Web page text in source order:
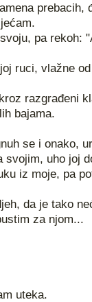
prebacih,
pa rekoh:
ruci, vlažne
razgrađeni
bajama.
se i onako,
svojim, uho joj
iz moje, pa
da je tako
za njom...
uteka.